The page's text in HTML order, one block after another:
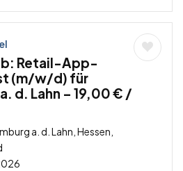
Retail-App-
(m/w/d) für
d. Lahn – 19,00 € /
a. d. Lahn, Hessen,